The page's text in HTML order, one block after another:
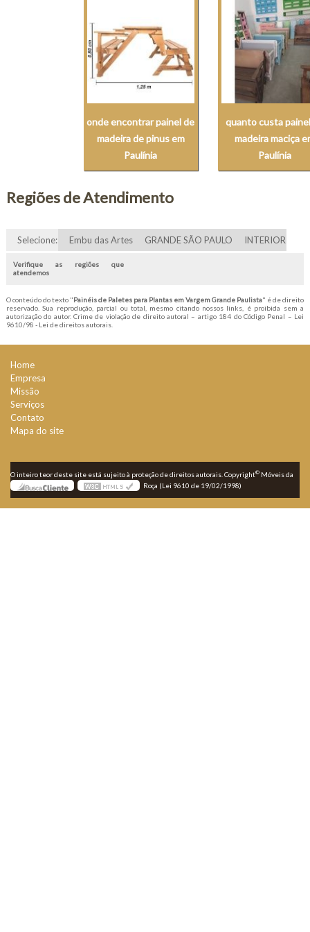
onde encontrar painel de
madeira de pinus em
Paulínia
quanto custa
madeira maciça
Paulínia
Regiões de Atendimento
Selecione: Embu das Artes GRANDE SÃO PAULO INTERIOR
Verifique as regiões que
atendemos
O conteúdo do texto "Painéis de Paletes para Plantas em Vargem Grande Paulista" é de direito
reservado. Sua reprodução, parcial ou total, mesmo citando nossos links, é proibida sem a
autorização do autor. Crime de violação de direito autoral – artigo 184 do Código Penal – Lei
9610/98 - Lei de direitos autorais.
Home
Empresa
Missão
Serviços
Contato
Mapa do site
O inteiro teor deste site está sujeito à proteção de direitos autorais. Copyright© Móveis da
Roça (Lei 9610 de 19/02/1998)